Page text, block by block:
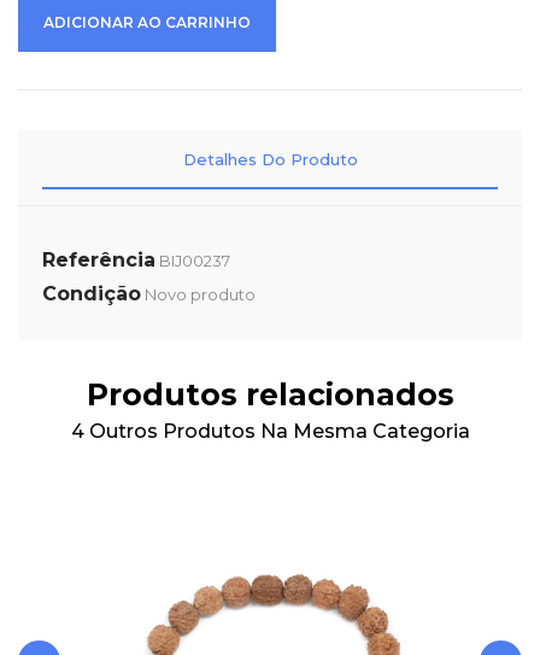
ADICIONAR AO CARRINHO
Detalhes Do Produto
Referência BIJ00237
Condição Novo produto
Produtos relacionados
4 Outros Produtos Na Mesma Categoria